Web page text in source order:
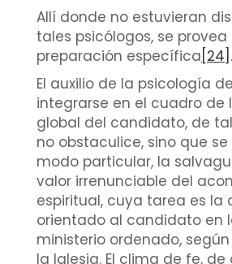
Allí donde no estuvieran
tales psicólogos, se provea
preparación específica [24] .
El auxilio de la psicología
integrarse en el cuadro de
global del candidato, de
no obstaculice, sino que se
modo particular, la
valor irrenunciable del
espiritual, cuya tarea es la
orientado al candidato en
ministerio ordenado,
la Iglesia. El clima de fe, de